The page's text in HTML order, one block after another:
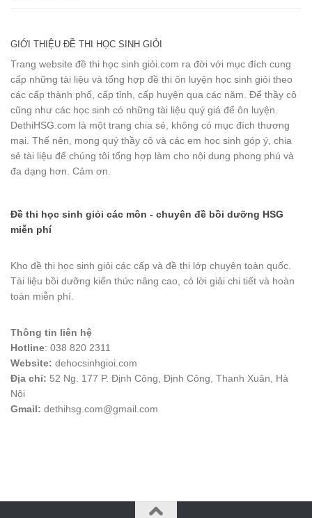
GIỚI THIỆU ĐỀ THI HỌC SINH GIỎI
Trang website đề thi học sinh giỏi.com ra đời với mục đích cung
cấp những tài liệu và tổng hợp đề thi ôn luyện học sinh giỏi theo
các cấp thành phố, cấp tỉnh, cấp huyện qua các năm. Để thầy cô
cũng như các học sinh có những tài liệu quý giá để ôn luyện.
DethiHSG.com là một trang chia sẻ, không có mục đích thương
mại. Thế nên, mong quý thầy cô và các em học sinh góp ý, chia
sẻ tài liệu để chúng tôi tổng hợp làm cho nội dung phong phú và
đa dạng hơn. Cảm ơn.
Đề thi học sinh giỏi các môn - chuyên đề bồi dưỡng HSG
miễn phí
Kho đề thi học sinh giỏi các cấp và đề thi lớp chuyên toàn quốc.
Tài liệu bồi dưỡng kiến thức nâng cao, có lời giải chi tiết và hoàn
toàn miễn phí.
Thông tin liên hệ
Hotline: 038 820 2311
Website: dehocsinhgioi.com
Địa chỉ: 52 Ng. 177 P. Định Công, Định Công, Thanh Xuân, Hà
Nội
Gmail: dethihsg.com@gmail.com